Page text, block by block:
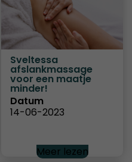
Sveltessa
afslankmassage
voor een maatje
minder!
Datum
14-06-2023
Meer lezen